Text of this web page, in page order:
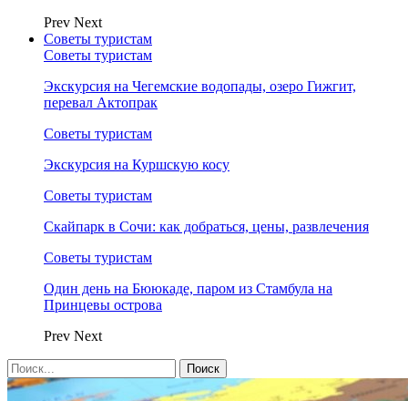
Prev Next
Советы туристам
Советы туристам
Экскурсия на Чегемские водопады, озеро Гижгит,
перевал Актопрак
Советы туристам
Экскурсия на Куршскую косу
Советы туристам
Скайпарк в Сочи: как добраться, цены, развлечения
Советы туристам
Один день на Бююкаде, паром из Стамбула на
Принцевы острова
Prev Next